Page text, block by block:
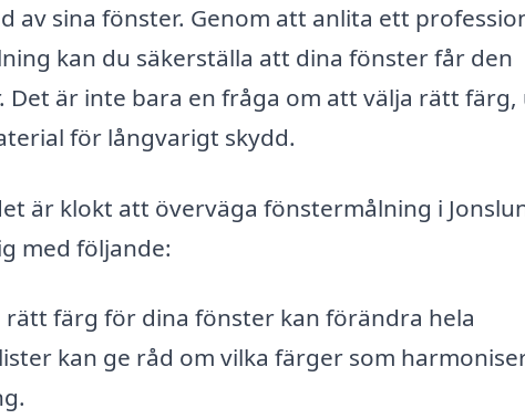
av sina fönster. Genom att anlita ett
kan du säkerställa att dina fönster får den
är inte bara en fråga om att välja rätt färg,
för långvarigt skydd.
är klokt att överväga fönstermålning i
med följande:
rätt färg för dina fönster kan förändra hela
kan ge råd om vilka färger som